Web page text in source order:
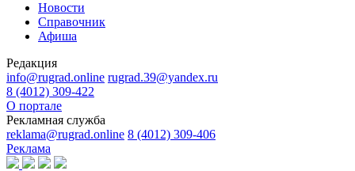
Новости
Справочник
Афиша
Редакция
info@rugrad.online rugrad.39@yandex.ru
8 (4012) 309-422
О портале
Рекламная служба
reklama@rugrad.online 8 (4012) 309-406
Реклама